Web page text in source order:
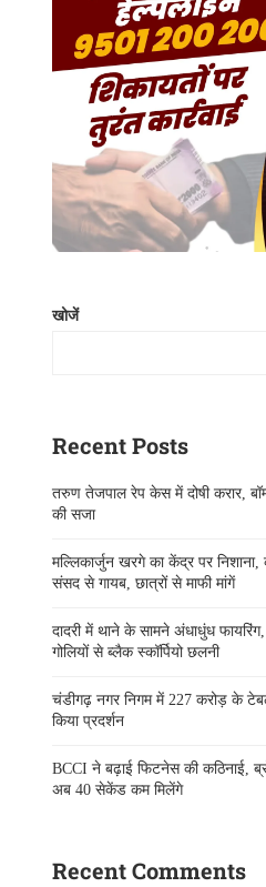
खोजें
Recent Posts
तरुण तेजपाल रेप केस में दोषी करार,
की सजा
मल्लिकार्जुन खरगे का केंद्र पर
संसद से गायब, छात्रों से माफी मांगें
दादरी में थाने के सामने अंधाधुंध
गोलियों से ब्लैक स्कॉर्पियो छलनी
चंडीगढ़ नगर निगम में 227 करोड़ के
किया प्रदर्शन
BCCI ने बढ़ाई फिटनेस की कठिनाई,
अब 40 सेकेंड कम मिलेंगे
Recent Comments